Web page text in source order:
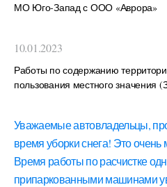
МО Юго-Запад с ООО «Аврора»
10.01.2023
Работы по содержанию
пользования местного
Уважаемые автовладельцы,
время уборки снега! Это очень
Время работы по расчистке
припаркованными машинами